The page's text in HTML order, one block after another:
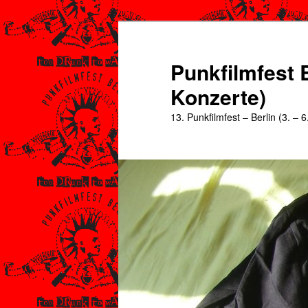
Zum
Punkfilmfest
Konzerte)
13. Punkfilmfest – Berlin (3. –